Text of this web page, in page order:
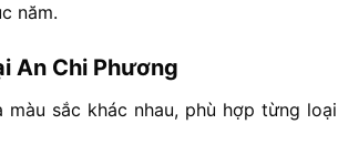
năm.
An Chi Phương
màu sắc khác nhau, phù hợp từng loại